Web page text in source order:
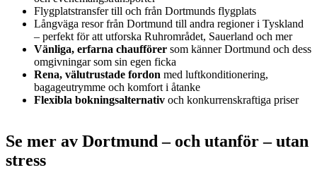
Flygplatstransfer till och från Dortmunds flygplats
Långväga resor från Dortmund till andra regioner i Tyskland
– perfekt för att utforska Ruhrområdet, Sauerland och mer
Vänliga, erfarna chaufförer som känner Dortmund och dess
omgivningar som sin egen ficka
Rena, välutrustade fordon med luftkonditionering,
bagageutrymme och komfort i åtanke
Flexibla bokningsalternativ och konkurrenskraftiga priser
Se mer av Dortmund – och utanför – utan
stress